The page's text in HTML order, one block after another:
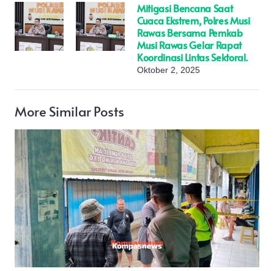
Mitigasi Bencana Saat
Cuaca Ekstrem, Polres Musi
Rawas Bersama Pemkab
Musi Rawas Gelar Rapat
Koordinasi Lintas Sektoral.
Oktober 2, 2025
More Similar Posts